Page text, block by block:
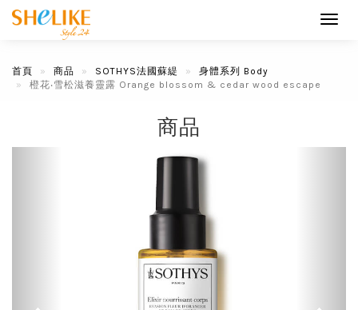
首頁 商品 SOTHYS法國蘇緹
身體系列 Body
橙花‧雪松滋養靈露 Orange blossom & cedar wood escape
商品